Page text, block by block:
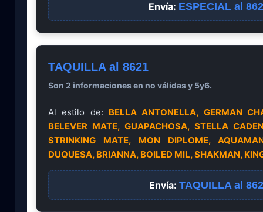
Envía: ESPECIAL al
TAQUILLA al 8621
Son 2 informaciones en no válidas y 5y6.
Al estilo de: BELLA ANTONELLA, GERMAN
BELEVER MATE, GUAPACHOSA, STELLA
STRINKING MATE, MON DIPLOME,
DUQUESA, BRIANNA, BOILED MIL, SHAKMAN,
Envía: TAQUILLA al